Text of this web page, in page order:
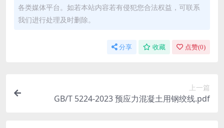
各类媒体平台。如若本站内容若有侵犯您合法权益，可联系
我们进行处理及时删除。
分享 收藏 点赞(0)
上一篇
GB/T 5224-2023 预应力混凝土用钢绞线.pdf